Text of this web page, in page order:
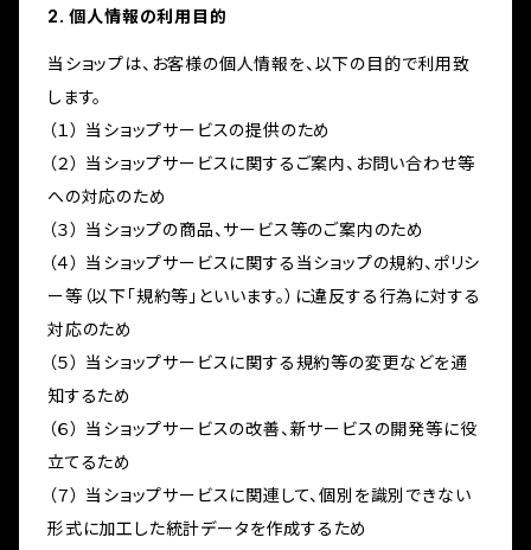
2. 個人情報の利用目的
当ショップは、お客様の個人情報を、以下の目的で利用致
します。
（１） 当ショップサービスの提供のため
（２） 当ショップサービスに関するご案内、お問い合わせ等
への対応のため
（３） 当ショップの商品、サービス等のご案内のため
（４） 当ショップサービスに関する当ショップの規約、ポリシ
ー等（以下「規約等」といいます。）に違反する行為に対する
対応のため
（５） 当ショップサービスに関する規約等の変更などを通
知するため
（６） 当ショップサービスの改善、新サービスの開発等に役
立てるため
（７） 当ショップサービスに関連して、個別を識別できない
形式に加工した統計データを作成するため